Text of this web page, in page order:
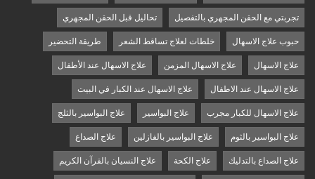
تجربتي مع الحقن المجهري بالتفصيل تحاليل قبل الحقن المجهري
حبوب علاج الاسهال خلطات لعلاج تساقط الشعر طريقة التحضير
علاج الاسهال علاج الاسهال المزمن علاج الاسهال عند الأطفال
علاج الاسهال عند الاطفال علاج الاسهال عند الكبار في البيت
علاج الاسهال للكبار مجرب علاج البواسير علاج البواسير بالثلج
علاج البواسير بالثوم علاج البواسير بالفازلين علاج الصداع
علاج الصداع بالتدليك علاج الكحة علاج النسيان بالقرآن الكريم